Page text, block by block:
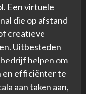
Een virtuele
die op afstand
creatieve
Uitbesteden
helpen om
en efficiënter te
aan taken aan,